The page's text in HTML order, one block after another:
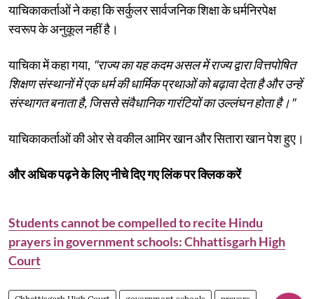
याचिकाकर्ताओं ने कहा कि सर्कुलर सार्वजनिक शिक्षा के धर्मनिरपेक्ष
स्वरूप के अनुकूल नहीं है।
याचिका में कहा गया, "राज्य का यह कदम असल में राज्य द्वारा वित्तपोषित
शिक्षण संस्थानों में एक धर्म की धार्मिक प्रथाओं को बढ़ावा देता है और उन्हें
संस्थागत बनाता है, जिससे संवैधानिक गारंटियों का उल्लंघन होता है।"
याचिकाकर्ताओं की ओर से वकील आमिर खान और सितारा खान पेश हुए।
और अधिक पढ़ने के लिए नीचे दिए गए लिंक पर क्लिक करें
Students cannot be compelled to recite Hindu
prayers in government schools: Chhattisgarh High
Court